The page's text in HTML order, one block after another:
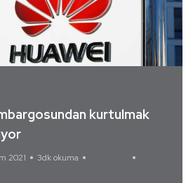
kurtulmak
2021 3dk okuma